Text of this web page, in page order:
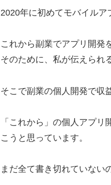
2020年に初めてモバイルア
これから副業でアプリ開発
そのために、私が伝えられ
そこで副業の個人開発で収
「これから」の個人アプ
こうと思っています。
まだ全て書き切れていない